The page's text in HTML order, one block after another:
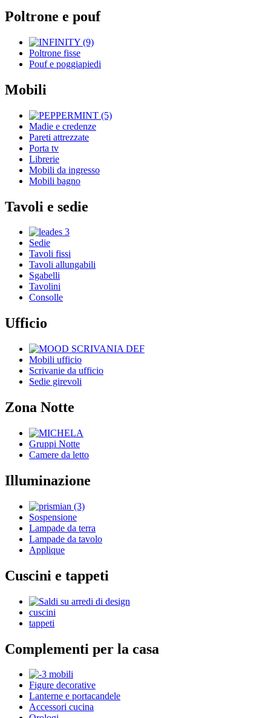
Poltrone e pouf
Poltrone fisse
Pouf e poggiapiedi
Mobili
Madie e credenze
Pareti attrezzate
Porta tv
Librerie
Mobili da ingresso
Mobili bagno
Tavoli e sedie
Sedie
Tavoli fissi
Tavoli allungabili
Sgabelli
Tavolini
Consolle
Ufficio
Mobili ufficio
Scrivanie da ufficio
Sedie girevoli
Zona Notte
Gruppi Notte
Camere da letto
Illuminazione
Sospensione
Lampade da terra
Lampade da tavolo
Applique
Cuscini e tappeti
cuscini
tappeti
Complementi per la casa
Figure decorative
Lanterne e portacandele
Accessori cucina